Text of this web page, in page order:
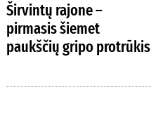
Širvintų rajone –
pirmasis šiemet
paukščių gripo protrūkis